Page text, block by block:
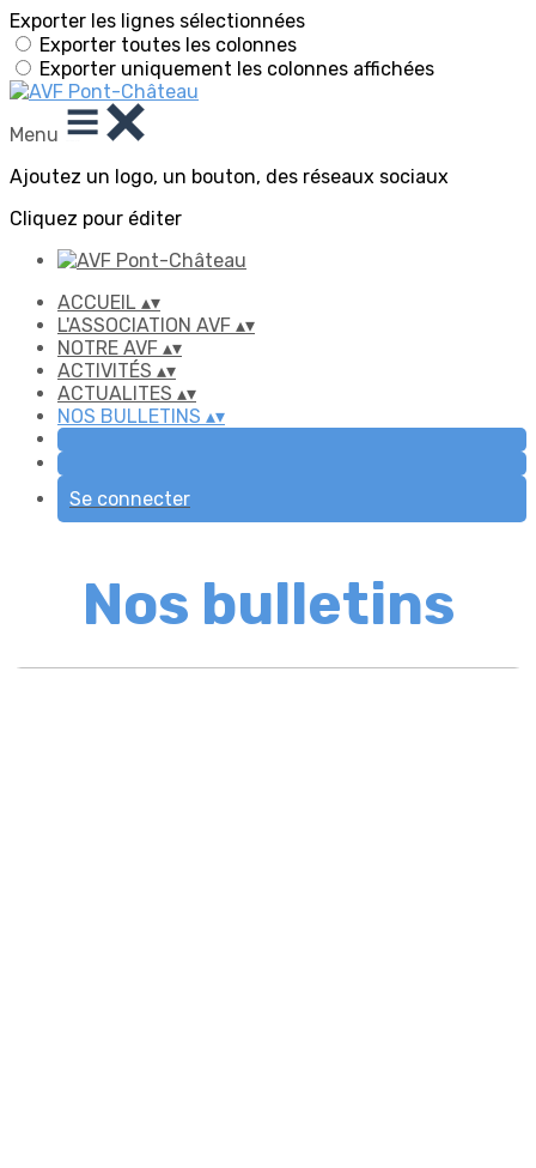
Exporter les lignes sélectionnées
Exporter toutes les colonnes
Exporter uniquement les colonnes affichées
Menu
Ajoutez un logo, un bouton, des réseaux sociaux
Cliquez pour éditer
ACCUEIL ▴▾
L'ASSOCIATION AVF ▴▾
NOTRE AVF ▴▾
ACTIVITÉS ▴▾
ACTUALITES ▴▾
NOS BULLETINS ▴▾
Se connecter
Nos bulletins